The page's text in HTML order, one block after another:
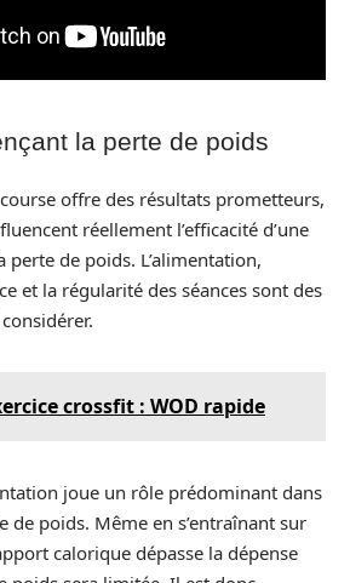
la perte de poids
offre des résultats prometteurs,
réellement l’efficacité d’une
de poids. L’alimentation,
et la régularité des séances sont des
crossfit : WOD rapide
joue un rôle prédominant dans
de poids. Même en s’entraînant sur
calorique dépasse la dépense